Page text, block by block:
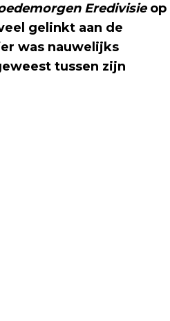
Eredivisieop
gelinkt aan de
was nauwelijks
tussen zijn